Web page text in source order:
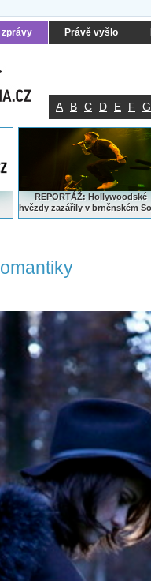
zprávy Právě vyšlo
A B C D E F G
REPORTÁŽ: Hollywoodské
hvězdy zazářily v brněnském